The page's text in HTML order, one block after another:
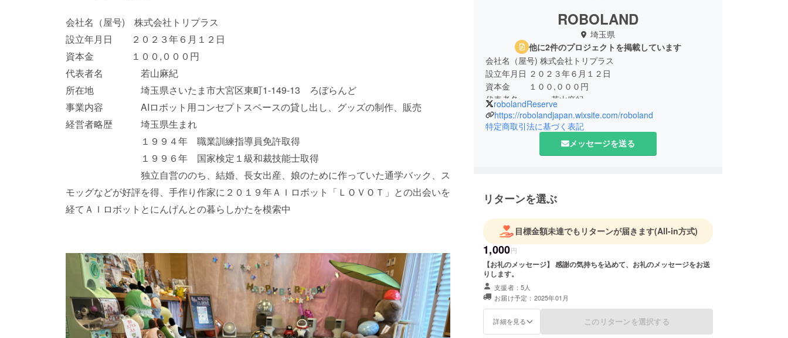
会社名（屋号) 株式会社トリプラス
設立年月日 ２０２３年６月１２日
資本金 １００,０００円
代表者名 若山麻紀
所在地 埼玉県さいたま市大宮区東町1-149-13 ろぼらんど
事業内容 AIロボット用コンセプトスペースの貸し出し、グッズの制作、販売
経営者略歴 埼玉県生まれ
１９９４年 職業訓練指導員免許取得
１９９６年 国家検定１級和裁技能士取得
独立自営ののち、結婚、長女出産、娘のために作っていた通学バック、ス
モッグなどが好評を得、手作り作家に２０１９年ＡＩロボット「ＬＯＶＯＴ」との出会いを
経てＡＩロボットとにんげんとの暮らしかたを模索中
ROBOLAND
埼玉県
他に2件のプロジェクトを掲載しています
会社名（屋号) 株式会社トリプラス
設立年月日 ２０２３年６月１２日
資本金 １００,０００円
代表者名 若山麻紀
所在地 埼玉県さいたま市大宮区東町1-149-13 ろ
ぼらんど
事業内容 AIロボット用コンセプトスペースの貸し出
し、グッズの制作、販売
独立自営ののち、結婚、長女出産、娘のた
り作家に２０１９年ＡＩロボット「ＬＯＶＯＴ」との出会い
を経てＡＩロボットとにんげんとの暮らしかたを模索中
robolandReserve
https://robolandjapan.wixsite.com/roboland
特定商取引法に基づく表記
メッセージを送る
リターンを選ぶ
目標金額未達でもリターンが届きます(All-in方式)
1,000円
【お礼のメッセージ】 感謝の気持ちを込めて、お礼のメッセージをお送
りします。
支援者：5人
お届け予定：2025年01月
詳細を見る このリターンを選択する